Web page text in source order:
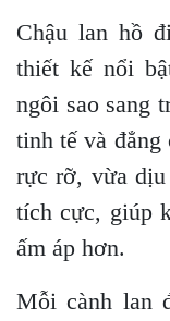
Chậu lan hồ
thiết kế nổi
ngôi sao sang
tinh tế và đẳng
rực rỡ, vừa dịu
tích cực, giúp
ấm áp hơn.
Mỗi cành lan